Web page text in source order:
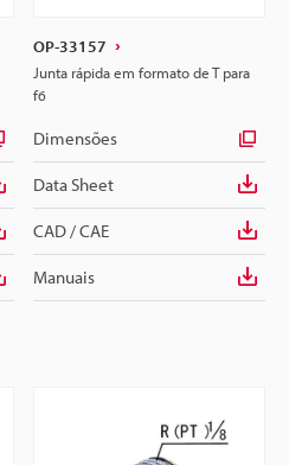
OP-33157
Junta rápida em formato de T para
f6
Dimensões
Data Sheet
CAD / CAE
Manuais